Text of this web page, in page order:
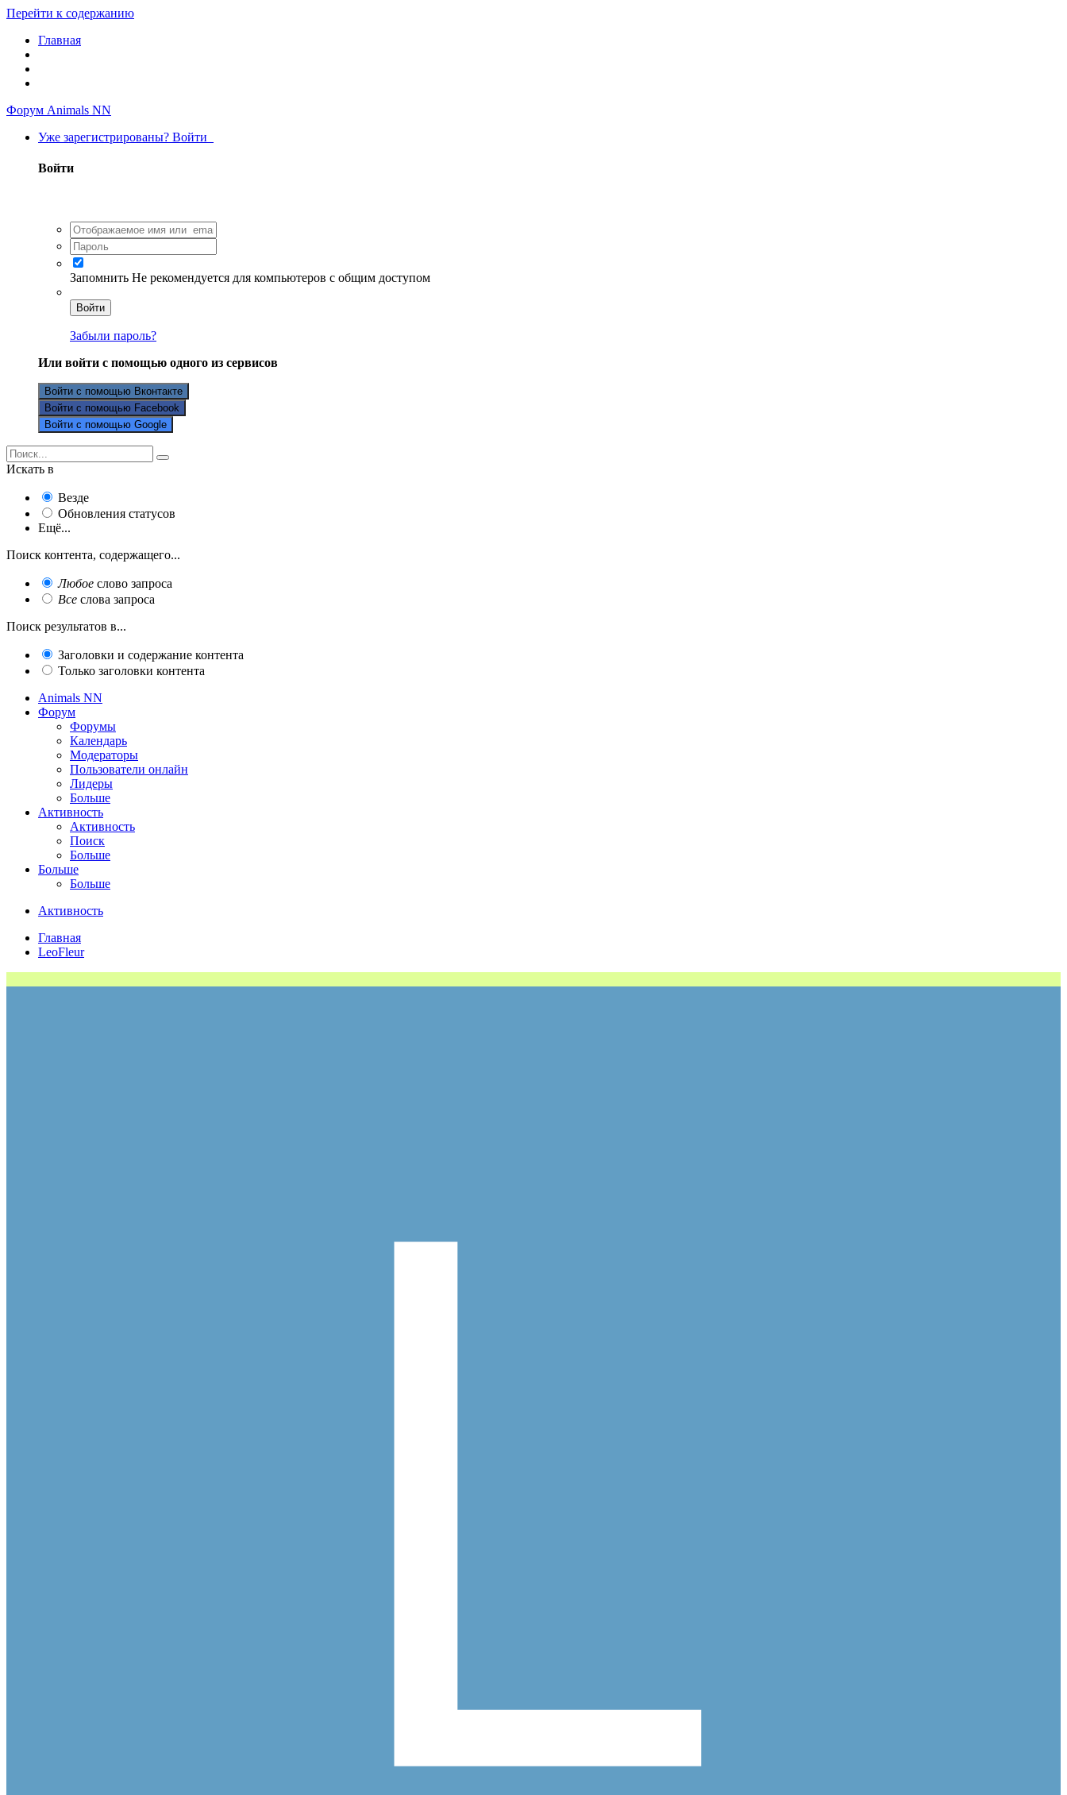
Перейти к содержанию
Главная
Форум Animals NN
Уже зарегистрированы? Войти
Войти
Запомнить Не рекомендуется для компьютеров с общим доступом
Войти
Забыли пароль?
Или войти с помощью одного из сервисов
Войти с помощью Вконтакте
Войти с помощью Facebook
Войти с помощью Google
Искать в
Везде
Обновления статусов
Ещё...
Поиск контента, содержащего...
Любое слово запроса
Все слова запроса
Поиск результатов в...
Заголовки и содержание контента
Только заголовки контента
Animals NN
Форум
Форумы
Календарь
Модераторы
Пользователи онлайн
Лидеры
Больше
Активность
Активность
Поиск
Больше
Больше
Больше
Активность
Главная
LeoFleur